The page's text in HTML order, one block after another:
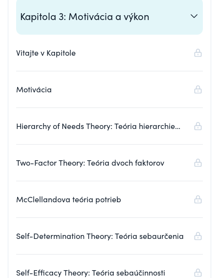
Kapitola 3: Motivácia a výkon
Vitajte v Kapitole
Motivácia
Hierarchy of Needs Theory: Teória hierarchie
Two-Factor Theory: Teória dvoch faktorov
McClellandova teória potrieb
Self-Determination Theory: Teória sebaurčenia
Self-Efficacy Theory: Teória sebaúčinnosti